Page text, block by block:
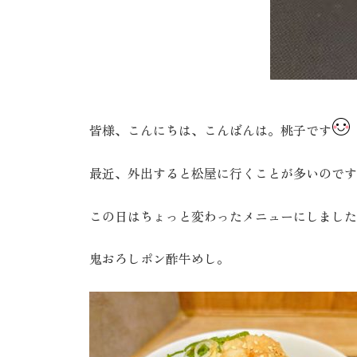
皆様、こんにちは、こんばんは。桃子です
最近、外出すると松屋に行くことが多いので
この日はちょっと変わったメニューにしまし
鬼おろしポン酢牛めし。